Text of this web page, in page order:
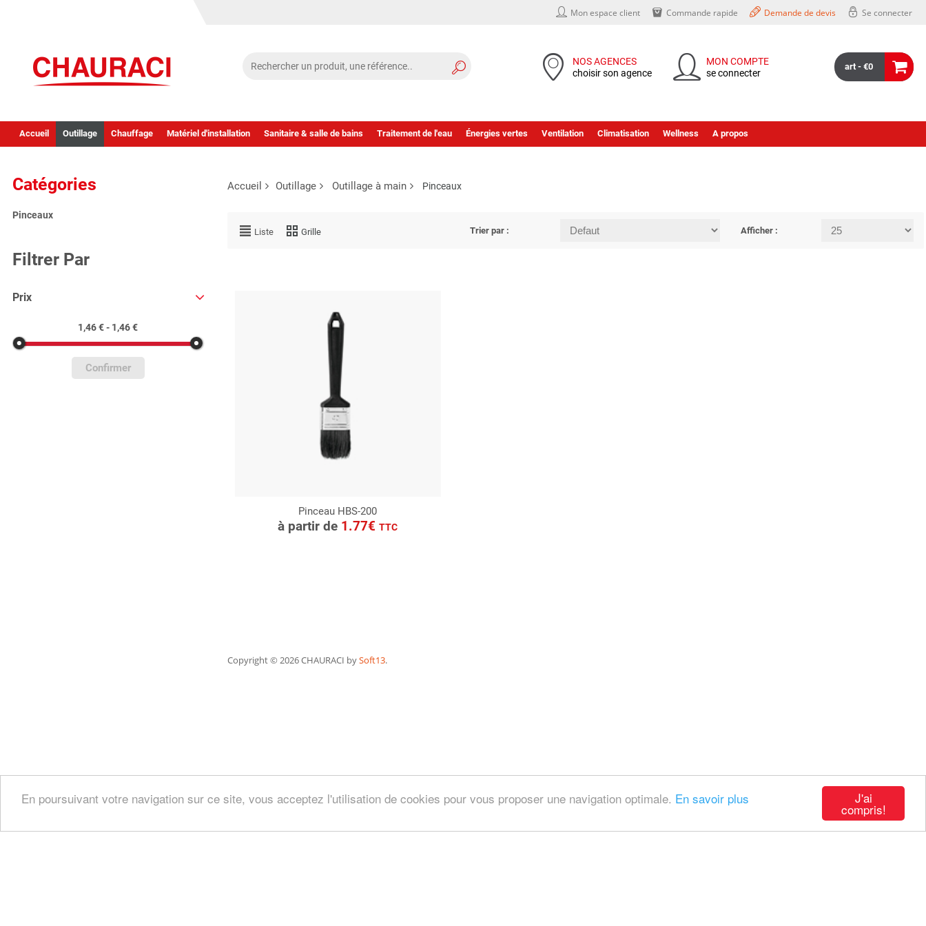
J'ai
compris!
En poursuivant votre navigation sur ce site, vous acceptez l'utilisation de cookies pour vous proposer une navigation optimale. En savoir plus
Mon espace client Commande rapide Demande de devis Se connecter
NOS AGENCES
choisir son agence
MON COMPTE
se connecter
art - €0
Accueil Outillage Chauffage Matériel d'installation Sanitaire & salle de bains Traitement de l'eau Énergies vertes Ventilation Climatisation Wellness A propos
Catégories
Pinceaux
Filtrer Par
Prix
1,46 € - 1,46 €
Confirmer
Accueil Outillage Outillage à main Pinceaux
Liste Grille Trier par : Afficher :
Pinceau HBS-200
à partir de 1.77€TTC
CONSULTER
Demande de devis
Copyright© 2026 CHAURACI bySoft13.